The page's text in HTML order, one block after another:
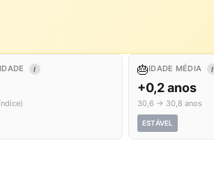
I 🎂IDADE MÉDIA I
+0,2 anos
30,6 → 30,8 anos
ESTÁVEL